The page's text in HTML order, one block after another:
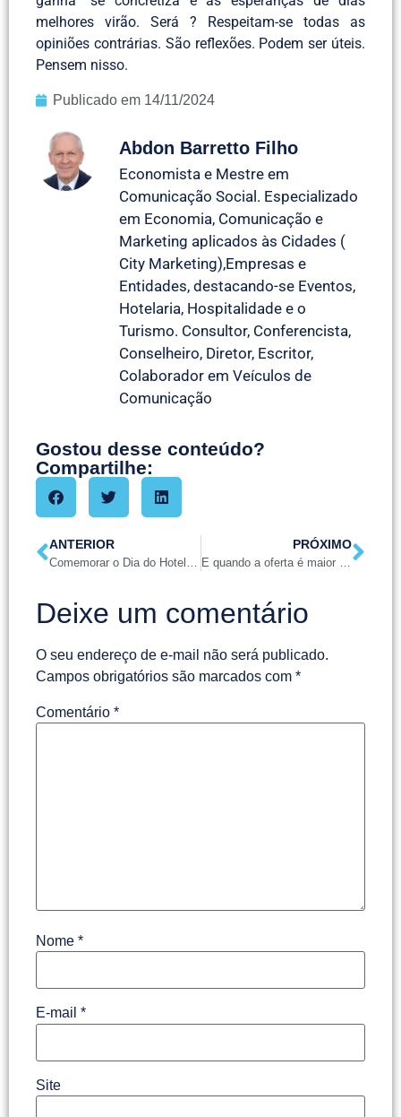
melhores virão. Será ? Respeitam-se todas as
opiniões contrárias. São reflexões. Podem ser úteis.
Pensem nisso.
Publicado em 14/11/2024
Abdon Barretto Filho
Economista e Mestre em
Comunicação Social. Especializado
em Economia, Comunicação e
Marketing aplicados às Cidades (
City Marketing),Empresas e
Entidades, destacando-se Eventos,
Hotelaria, Hospitalidade e o
Turismo. Consultor, Conferencista,
Conselheiro, Diretor, Escritor,
Colaborador em Veículos de
Comunicação
Gostou desse conteúdo?
Compartilhe:
ANTERIOR
Comemorar o Dia do Hoteleiro e do Restauranteiro no Brasil
PRÓXIMO
E quando a oferta é maior que a demanda no mercado turístico ?
Deixe um comentário
O seu endereço de e-mail não será publicado.
Campos obrigatórios são marcados com *
Comentário *
Nome *
E-mail *
Site